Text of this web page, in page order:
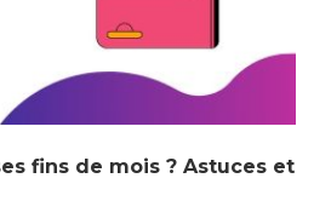
fins de mois ? Astuces et